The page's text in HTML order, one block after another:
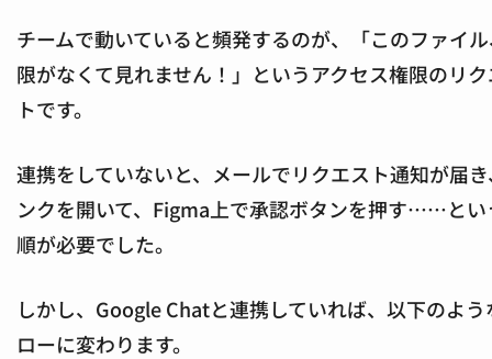
チームで動いていると頻発するのが、「このファイ
限がなくて見れません！」というアクセス権限のリ
トです。
連携をしていないと、メールでリクエスト通知が届
ンクを開いて、Figma上で承認ボタンを押す……とい
順が必要でした。
しかし、Google Chatと連携していれば、以下のよう
ローに変わります。